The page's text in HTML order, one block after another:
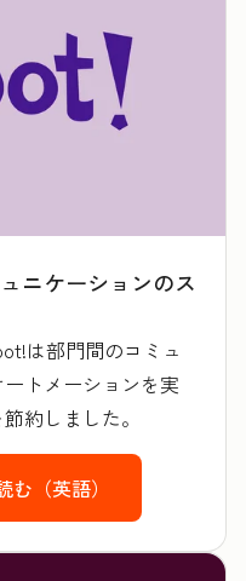
ニケーションのス
は部門間のコミュ
トメーションを実
約しました。
（英語）